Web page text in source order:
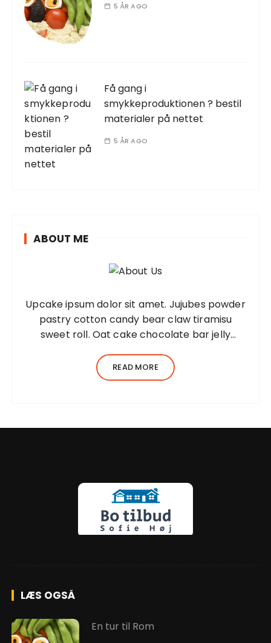
5 ÅR AGO
Få gang i
smykkeproduktionen ? bestil
materialer på nettet
5 ÅR AGO
ABOUT ME
Upcake ipsum dolor sit amet. Jujubes powder
pastry cotton candy bear claw tiramisu
sweet roll. Oat cake chocolate bar jelly
adipiscing elit, sed do eiusmod tempor
incididunt ut…
READ MORE
LÆS OGSÅ
En tur til Rom